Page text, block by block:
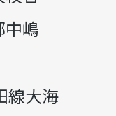
中嶋
線大海